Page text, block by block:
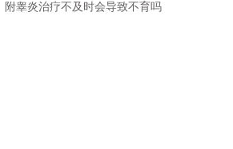
附睾炎治疗不及时会导致不育吗